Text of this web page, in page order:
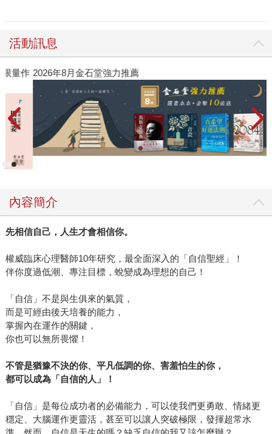
活動訊息
2026年8月金石堂強力推薦
內容簡介
先相信自己，人生才會相信你。
權威臨床心理醫師10年研究，最全面深入的「自信聖經」！
伴你度過低潮、專注目標，蛻變成為理想的自己！
「自信」不是與生俱來的氣質，
而是可經由後天培養的能力，
掌握內在運作的關鍵，
你也可以無所畏懼！
不管是猶豫不決的你、平凡低調的你、害羞怕生的你，
都可以成為「自信的人」！
「自信」是每位成功者的必備能力，可以使我們更勇敢、情緒更
穩定、大腦運作更靈活，甚至可以讓人突破極限，發揮超常水